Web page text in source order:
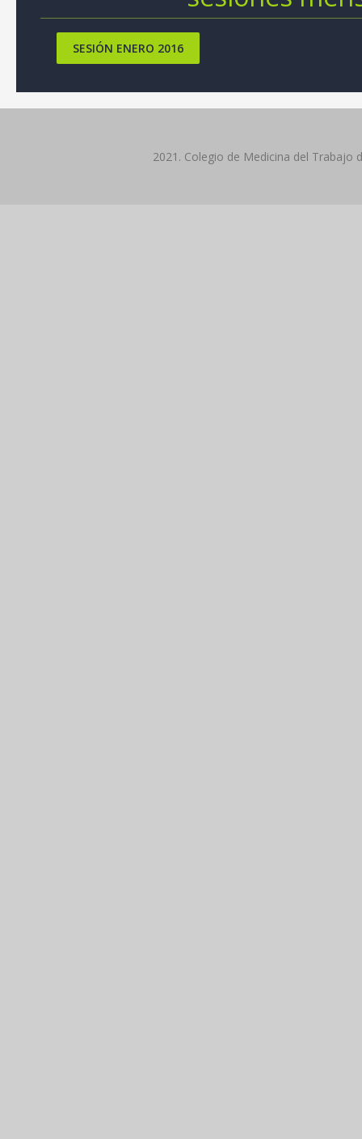
SESIÓN ENERO 2016
2021. Colegio de Medicina del Trabajo